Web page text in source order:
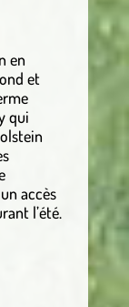
en
et
qui
accès
l’été.